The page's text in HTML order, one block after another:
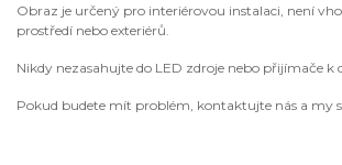
Obraz je určený pro interiérovou instalaci, není
prostředí nebo exteriérů.
Nikdy nezasahujte do LED zdroje nebo přijímače k
Pokud budete mít problém, kontaktujte nás a my